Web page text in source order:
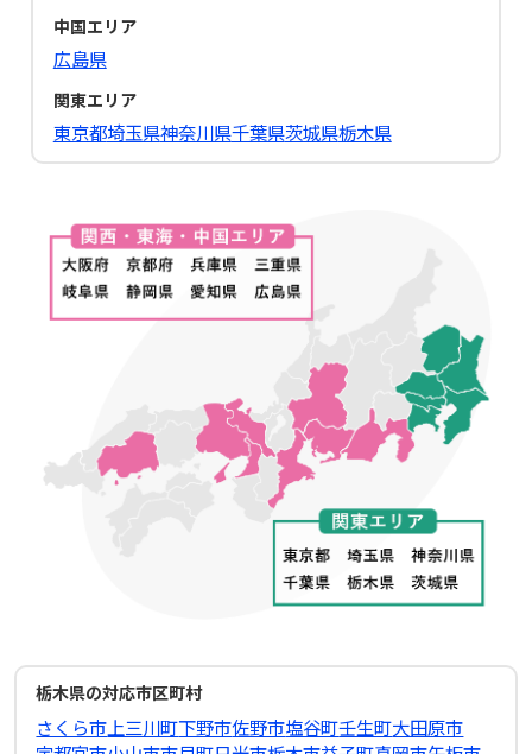
中国エリア
広島県
関東エリア
東京都埼玉県神奈川県千葉県茨城県栃木県
栃木県の対応市区町村
さくら市上三川町下野市佐野市塩谷町壬生町大田原市